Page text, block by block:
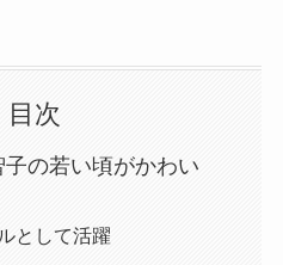
目次
子の若い頃がかわい
として活躍